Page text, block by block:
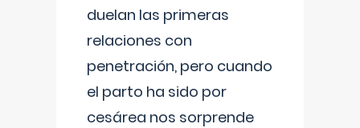
duelan las primeras
relaciones con
penetración, pero cuando
el parto ha sido por
cesárea nos sorprende